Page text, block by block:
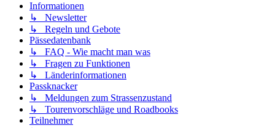
Informationen
↳ Newsletter
↳ Regeln und Gebote
Pässedatenbank
↳ FAQ - Wie macht man was
↳ Fragen zu Funktionen
↳ Länderinformationen
Passknacker
↳ Meldungen zum Strassenzustand
↳ Tourenvorschläge und Roadbooks
Teilnehmer